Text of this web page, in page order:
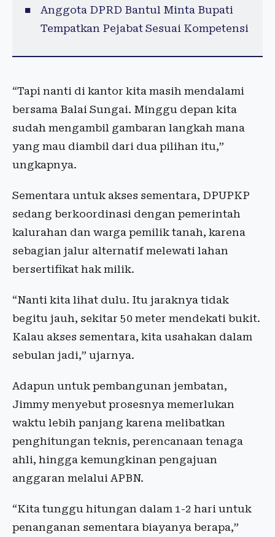
Anggota DPRD Bantul Minta Bupati
Tempatkan Pejabat Sesuai Kompetensi
“Tapi nanti di kantor kita masih mendalami
bersama Balai Sungai. Minggu depan kita
sudah mengambil gambaran langkah mana
yang mau diambil dari dua pilihan itu,”
ungkapnya.
Sementara untuk akses sementara, DPUPKP
sedang berkoordinasi dengan pemerintah
kalurahan dan warga pemilik tanah, karena
sebagian jalur alternatif melewati lahan
bersertifikat hak milik.
“Nanti kita lihat dulu. Itu jaraknya tidak
begitu jauh, sekitar 50 meter mendekati bukit.
Kalau akses sementara, kita usahakan dalam
sebulan jadi,” ujarnya.
Adapun untuk pembangunan jembatan,
Jimmy menyebut prosesnya memerlukan
waktu lebih panjang karena melibatkan
penghitungan teknis, perencanaan tenaga
ahli, hingga kemungkinan pengajuan
anggaran melalui APBN.
“Kita tunggu hitungan dalam 1-2 hari untuk
penanganan sementara biayanya berapa,”